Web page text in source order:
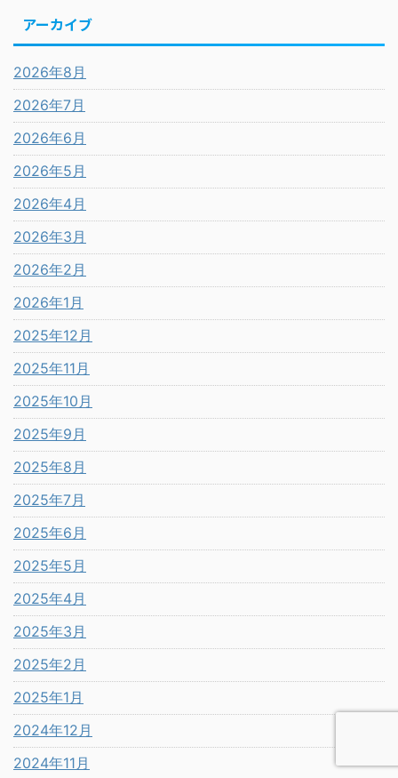
アーカイブ
2026年8月
2026年7月
2026年6月
2026年5月
2026年4月
2026年3月
2026年2月
2026年1月
2025年12月
2025年11月
2025年10月
2025年9月
2025年8月
2025年7月
2025年6月
2025年5月
2025年4月
2025年3月
2025年2月
2025年1月
2024年12月
2024年11月